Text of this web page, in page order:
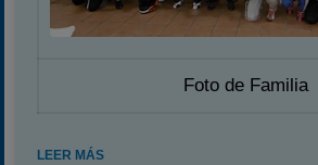
Foto de Familia
LEER MÁS